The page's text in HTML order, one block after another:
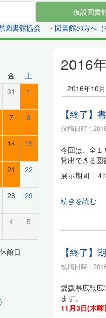
仮設図書
図書館協会 ・ 図書館の方へ（
2016
2016年10月
【終了】
投稿日時 :
今回は、全１
貸出できる図
展示期間 ４
続きを読む
【終了】
投稿日時 :
愛媛県広報
ます。
11月3日(木
金 土
31 1
7 8
14 15
21 22
28 29
4 5
館日